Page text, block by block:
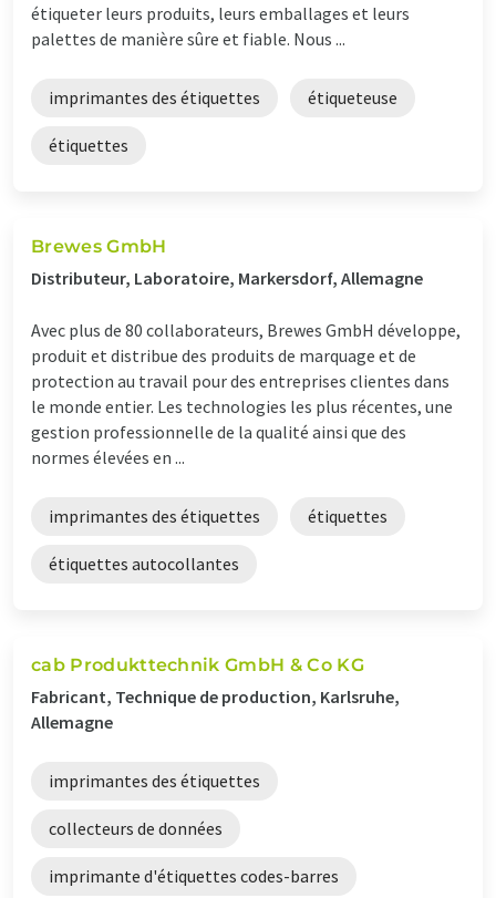
étiqueter leurs produits, leurs emballages et leurs
palettes de manière sûre et fiable. Nous ...
imprimantes des étiquettes étiqueteuse
étiquettes
Brewes GmbH
Distributeur, Laboratoire, Markersdorf, Allemagne
Avec plus de 80 collaborateurs, Brewes GmbH développe,
produit et distribue des produits de marquage et de
protection au travail pour des entreprises clientes dans
le monde entier. Les technologies les plus récentes, une
gestion professionnelle de la qualité ainsi que des
normes élevées en ...
imprimantes des étiquettes étiquettes
étiquettes autocollantes
cab Produkttechnik GmbH & Co KG
Fabricant, Technique de production, Karlsruhe,
Allemagne
imprimantes des étiquettes
collecteurs de données
imprimante d'étiquettes codes-barres